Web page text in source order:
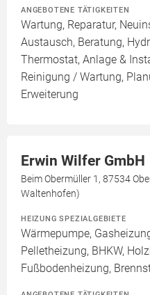
ANGEBOTENE TÄTIGKEITEN
Wartung, Reparatur,
Austausch, Beratung,
Thermostat, Anlage &
Reinigung / Wartung,
Erweiterung
Erwin Wilfer GmbH
Beim Obermüller 1, 87534
Waltenhofen)
HEIZUNG SPEZIALGEBIETE
Wärmepumpe,
Pelletheizung, BHKW,
Fußbodenheizung,